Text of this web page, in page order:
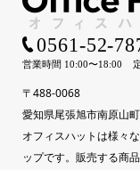
〒488-0068
愛知県尾張旭市南原山
オフィスハットは様々
ップです。販売する商